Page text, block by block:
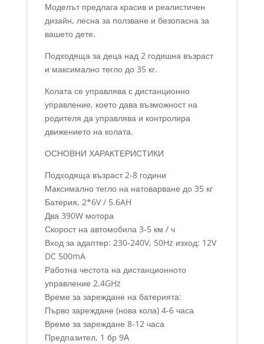
Моделът предлага красив и реалистичен
дизайн, лесна за ползване и безопасна за
вашето дете.
Подходяща за деца над 2 годишна възраст
и максимално тегло до 35 кг.
Колата се управлява с дистанционно
управление, което дава възможност на
родителя да управлява и контролира
движението на колата.
ОСНОВНИ ХАРАКТЕРИСТИКИ
Подходяща възраст 2-8 години
Максимално тегло на натоварване до 35 кг
Батерия, 2*6V / 5.6AH
Два 390W мотора
Скорост на автомобила 3-5 км / ч
Вход за адаптер: 230-240V, 50Hz изход: 12V
DC 500mA
Работна честота на дистанционното
управление 2.4GHz
Време за зареждане на батерията:
Първо зареждане (нова кола) 4-6 часа
Време за зареждане 8-12 часа
Предпазител, 1 бр 9А